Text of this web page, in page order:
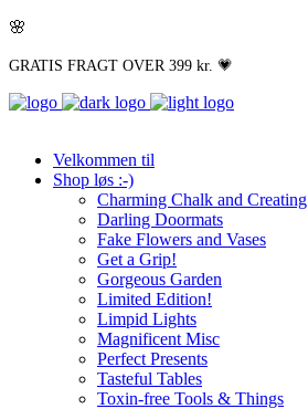
🌸
GRATIS FRAGT OVER 399 kr. 💗
Velkommen til
Shop løs :-)
Charming Chalk and Creating
Darling Doormats
Fake Flowers and Vases
Get a Grip!
Gorgeous Garden
Limited Edition!
Limpid Lights
Magnificent Misc
Perfect Presents
Tasteful Tables
Toxin-free Tools & Things